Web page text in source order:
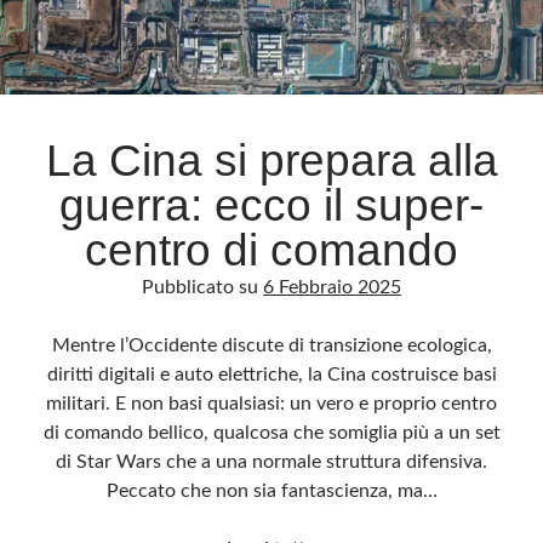
Archivio
Categorie
Categorie
Questo blog non rappresenta una testata giornalistica, in quanto viene aggiornato
senza alcuna periodicità. Non può pertanto considerarsi un prodotto editoriale ai
sensi della legge n· 62 del 7.03.2001. L’autore non è responsabile di quanto
pubblicato dai lettori nei commenti ai vari post. Saranno comunque cancellati quelli
ritenuti offensivi o lesivi dell’immagine o dell’onorabilità di terzi, di genere spam,
razzisti o che contengano dati personali non conformi al rispetto delle norme sulla
privacy. Alcune immagini inserite in questo blog sono tratte da Internet e, pertanto,
considerate di pubblico dominio. Qualora la loro pubblicazione violasse eventuali
immediatamente rimosse. L’autore del blog non è responsabile dei siti collegati
La Cina si prepara alla
guerra: ecco il super-
centro di comando
Pubblicato su 6 Febbraio 2025
Mentre l’Occidente discute di transizione ecologica,
diritti digitali e auto elettriche, la Cina costruisce basi
militari. E non basi qualsiasi: un vero e proprio centro
di comando bellico, qualcosa che somiglia più a un set
di Star Wars che a una normale struttura difensiva.
Peccato che non sia fantascienza, ma…